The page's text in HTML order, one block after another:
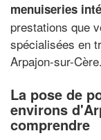
menuiseries
prestations que
spécialisées en
Arpajon-sur-Cère.
La pose de
environs
comprendre